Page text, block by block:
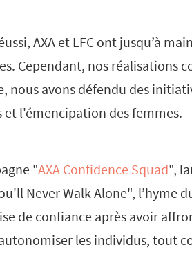
AXA et LFC ont jusqu’à
Cependant, nos réalisations
nous avons défendu des
et l'émencipation des femmes.
"AXA Confidence Squad",
Never Walk Alone", l’hyme
de confiance après avoir
les individus, tout